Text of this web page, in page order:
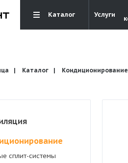
Каталог Услуги
Каталог Кондиционирование
сплит-системы